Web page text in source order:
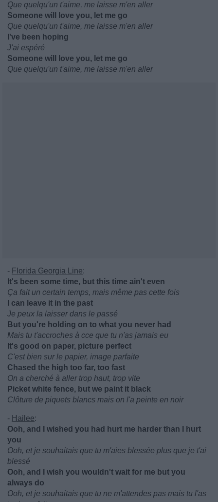
Que quelqu'un t'aime, me laisse m'en aller
Someone will love you, let me go
Que quelqu'un t'aime, me laisse m'en aller
I've been hoping
J'ai espéré
Someone will love you, let me go
Que quelqu'un t'aime, me laisse m'en aller
- Florida Georgia Line:
It's been some time, but this time ain't even
Ça fait un certain temps, mais même pas cette fois
I can leave it in the past
Je peux la laisser dans le passé
But you're holding on to what you never had
Mais tu t'accroches à cce que tu n'as jamais eu
It's good on paper, picture perfect
C'est bien sur le papier, image parfaite
Chased the high too far, too fast
On a cherché à aller trop haut, trop vite
Picket white fence, but we paint it black
Clôture de piquets blancs mais on l'a peinte en noir
- Hailee:
Ooh, and I wished you had hurt me harder than I hurt
you
Ooh, et je souhaitais que tu m'aies blessée plus que je t'ai
blessé
Ooh, and I wish you wouldn't wait for me but you
always do
Ooh, et je souhaitais que tu ne m'attendes pas mais tu l'as